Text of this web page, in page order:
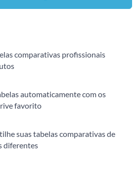
comparativas profissionais
automaticamente com os
favorito
suas tabelas comparativas de
diferentes